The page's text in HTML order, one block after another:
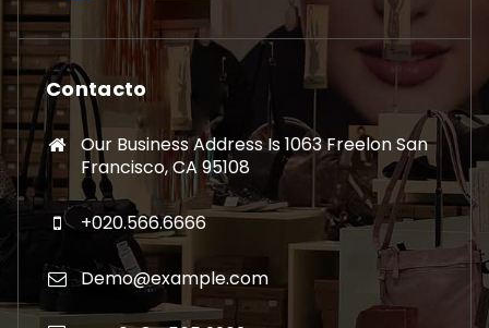
Contacto
Our Business Address Is 1063 Freelon San
Francisco, CA 95108
+020.566.6666
Demo@example.com